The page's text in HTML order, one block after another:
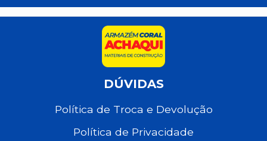
DÚVIDAS
Política de Troca e Devolução
Política de Privacidade